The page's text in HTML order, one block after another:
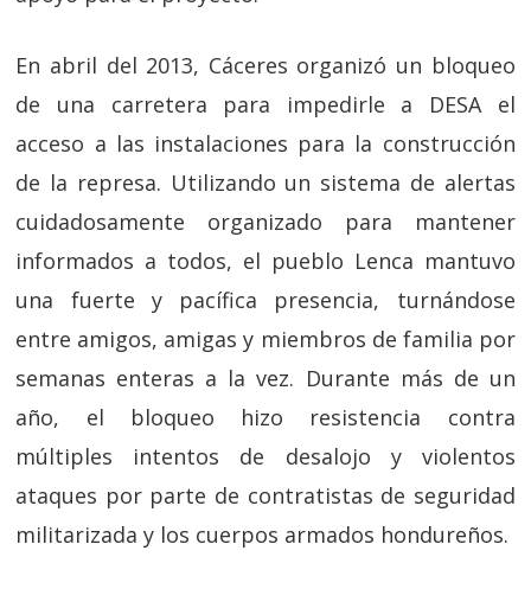
En abril del 2013, Cáceres organizó un bloqueo
de una carretera para impedirle a DESA el
acceso a las instalaciones para la construcción
de la represa. Utilizando un sistema de alertas
cuidadosamente organizado para mantener
informados a todos, el pueblo Lenca mantuvo
una fuerte y pacífica presencia, turnándose
entre amigos, amigas y miembros de familia por
semanas enteras a la vez. Durante más de un
año, el bloqueo hizo resistencia contra
múltiples intentos de desalojo y violentos
ataques por parte de contratistas de seguridad
militarizada y los cuerpos armados hondureños.